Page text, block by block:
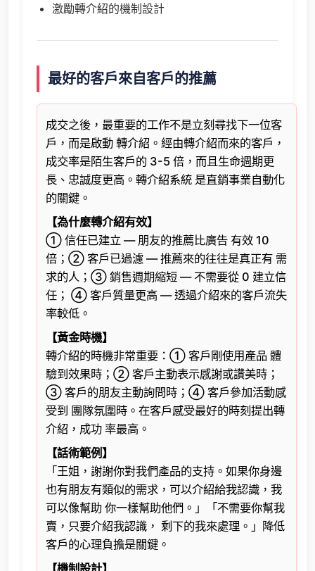
激勵轉介紹的機制設計
最好的客戶來自客戶的推薦
成交之後，最重要的工作不是立刻尋找下一位客
戶，而是啟動 轉介紹。經由轉介紹而來的客戶，
成交率是陌生客戶的 3-5 倍，而且生命週期更
長、忠誠度更高。轉介紹系統 是直銷事業自動化
的關鍵。
【為什麼轉介紹有效】
① 信任已建立 — 朋友的推薦比廣告 有效 10
倍；② 客戶已過濾 — 推薦來的往往是真正有 需
求的人；③ 銷售週期縮短 — 不需要從 0 建立信
任； ④ 客戶質量更高 — 透過介紹來的客戶流失
率較低。
【黃金時機】
轉介紹的時機非常重要：① 客戶剛使用產品 體
驗到效果時；② 客戶主動表示感謝或讚美時；
③ 客戶的朋友主動詢問時；④ 客戶參加活動感
受到 團隊氛圍時。在客戶感受最好的時刻提出轉
介紹，成功 率最高。
【話術範例】
「王姐，謝謝你對我們產品的支持。如果你身邊
也有朋友有類似的需求，可以介紹給我認識，我
可以像幫助 你一樣幫助他們。」「不需要你幫我
賣，只要介紹我認識， 剩下的我來處理。」降低
客戶的心理負擔是關鍵。